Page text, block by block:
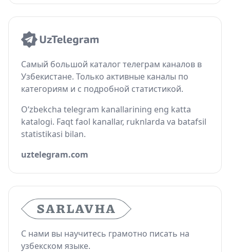
Самый большой каталог телеграм каналов в
Узбекистане. Только активные каналы по
категориям и с подробной статистикой.
O‘zbekcha telegram kanallarining eng katta
katalogi. Faqt faol kanallar, ruknlarda va batafsil
statistikasi bilan.
uztelegram.com
С нами вы научитесь грамотно писать на
узбекском языке.